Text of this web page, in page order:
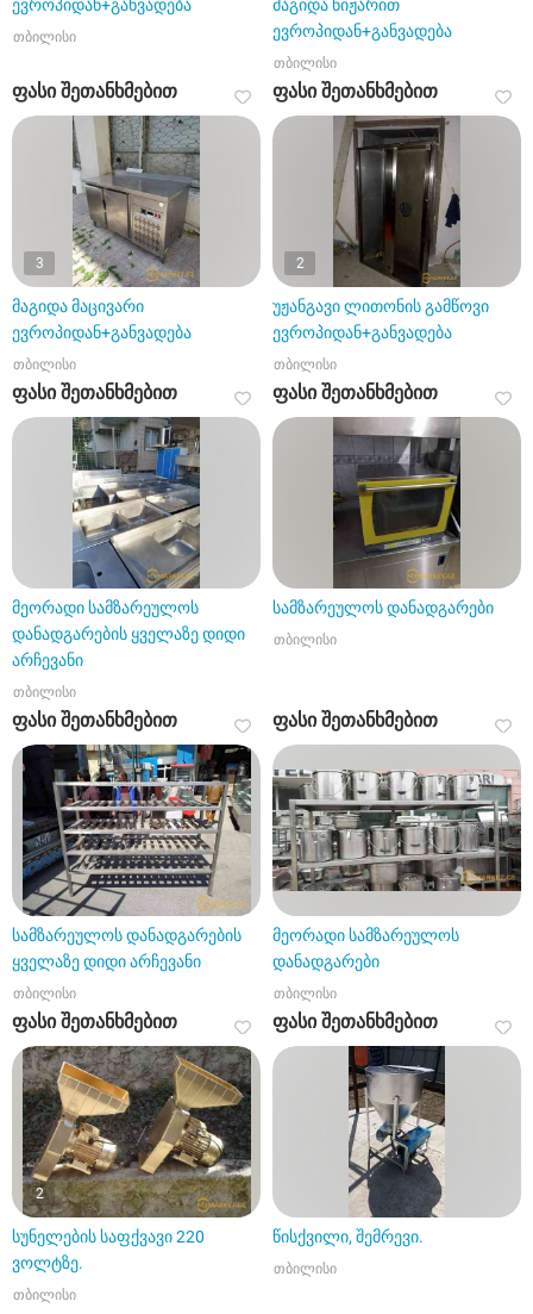
ევროპიდან+განვადება
თბილისი
ფასი შეთანხმებით
მაგიდა ნიჟარით
ევროპიდან+განვადება
თბილისი
ფასი შეთანხმებით
3
მაგიდა მაცივარი
ევროპიდან+განვადება
თბილისი
ფასი შეთანხმებით
2
უჟანგავი ლითონის გამწოვი
ევროპიდან+განვადება
თბილისი
ფასი შეთანხმებით
მეორადი სამზარეულოს
დანადგარების ყველაზე დიდი
არჩევანი
თბილისი
ფასი შეთანხმებით
სამზარეულოს დანადგარები
თბილისი
ფასი შეთანხმებით
სამზარეულოს დანადგარების
ყველაზე დიდი არჩევანი
თბილისი
ფასი შეთანხმებით
მეორადი სამზარეულოს
დანადგარები
თბილისი
ფასი შეთანხმებით
2
სუნელების საფქვავი 220
ვოლტზე.
თბილისი
წისქვილი, შემრევი.
თბილისი